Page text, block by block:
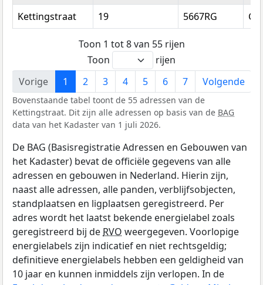
Kettingstraat
19 5667RG
Toon 1 tot 8 van 55 rijen
Toon
rijen
Vorige
1 2 3 4 5 6 7 Volgende
Bovenstaande tabel toont de 55 adressen van de
Kettingstraat. Dit zijn alle adressen op basis van de BAG
data van het Kadaster van 1 juli 2026.
De BAG (Basisregistratie Adressen en Gebouwen van
het Kadaster) bevat de officiële gegevens van alle
adressen en gebouwen in Nederland. Hierin zijn,
naast alle adressen, alle panden, verblijfsobjecten,
standplaatsen en ligplaatsen geregistreerd. Per
adres wordt het laatst bekende energielabel zoals
geregistreerd bij de RVO weergegeven. Voorlopige
energielabels zijn indicatief en niet rechtsgeldig;
definitieve energielabels hebben een geldigheid van
10 jaar en kunnen inmiddels zijn verlopen. In de